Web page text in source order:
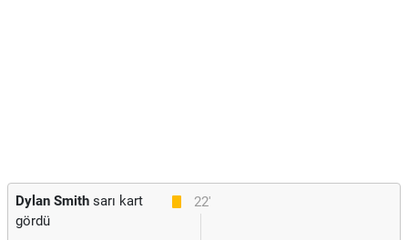
22'
Dylan Smith sarı kart
gördü